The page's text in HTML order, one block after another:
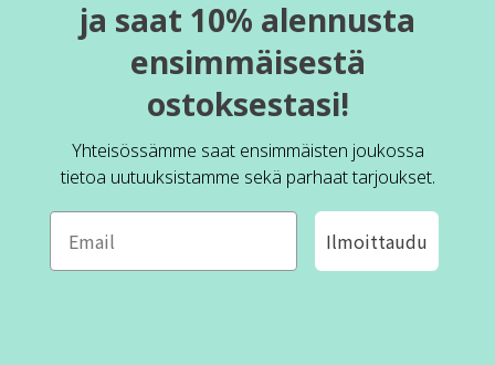
ja saat 10% alennusta
ensimmäisestä
ostoksestasi!
Yhteisössämme saat ensimmäisten joukossa
tietoa uutuuksistamme sekä parhaat tarjoukset.
Ilmoittaudu